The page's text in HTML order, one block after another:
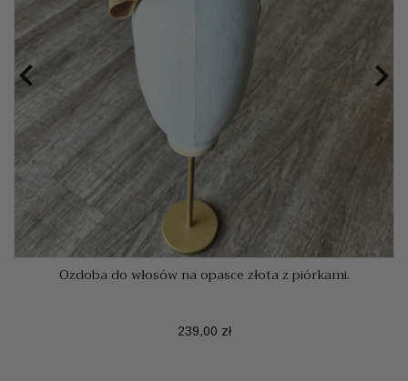
Ozdoba do włosów na opasce złota z piórkami.
Cena
239,00 zł
 